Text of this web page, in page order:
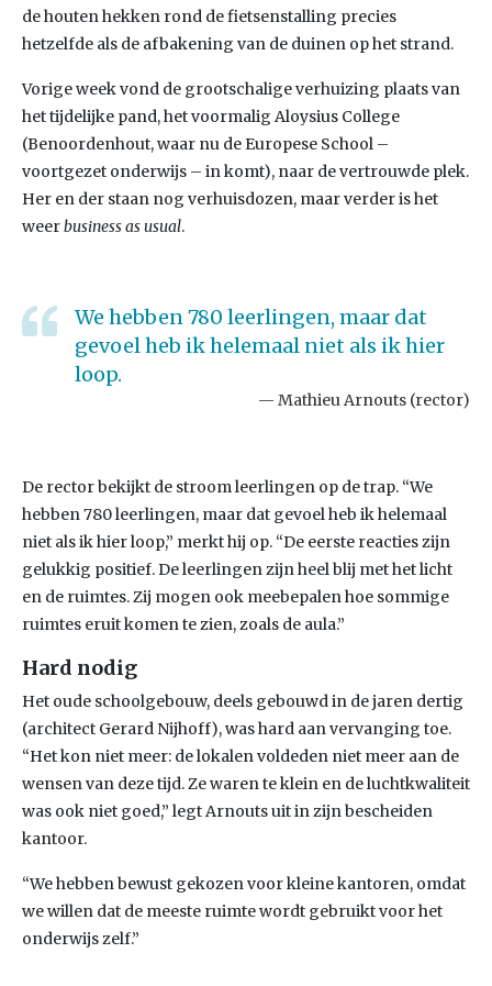
de houten hekken rond de fietsenstalling precies
hetzelfde als de afbakening van de duinen op het strand.
Vorige week vond de grootschalige verhuizing plaats van
het tijdelijke pand, het voormalig Aloysius College
(Benoordenhout, waar nu de Europese School –
voortgezet onderwijs – in komt), naar de vertrouwde plek.
Her en der staan nog verhuisdozen, maar verder is het
weerbusiness as usual.
We hebben 780 leerlingen, maar dat
gevoel heb ik helemaal niet als ik hier
loop.
Mathieu Arnouts (rector)
De rector bekijkt de stroom leerlingen op de trap. “We
hebben 780 leerlingen, maar dat gevoel heb ik helemaal
niet als ik hier loop,” merkt hij op. “De eerste reacties zijn
gelukkig positief. De leerlingen zijn heel blij met het licht
en de ruimtes. Zij mogen ook meebepalen hoe sommige
ruimtes eruit komen te zien, zoals de aula.”
Hard nodig
Het oude schoolgebouw, deels gebouwd in de jaren dertig
(architect Gerard Nijhoff), was hard aan vervanging toe.
“Het kon niet meer: de lokalen voldeden niet meer aan de
wensen van deze tijd. Ze waren te klein en de luchtkwaliteit
was ook niet goed,” legt Arnouts uit in zijn bescheiden
kantoor.
“We hebben bewust gekozen voor kleine kantoren, omdat
we willen dat de meeste ruimte wordt gebruikt voor het
onderwijs zelf.”